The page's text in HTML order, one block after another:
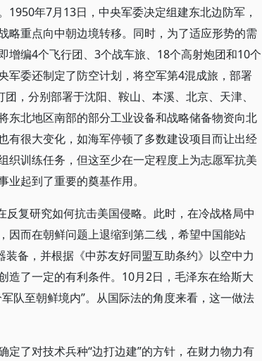
年7月13日，中央军委决定组建东北边防军，
略重点向中朝边境转移。同时，为了适应形势的需
增编4个飞行团、3个战车旅、18个高射炮团和10个
军委还制定了防空计划，将空军第4混成旅，部署
，分别部署于沈阳、鞍山、本溪、北京、天津、
东北地区南部的部分工业设备和战略储备物资向北
有很大变化，如海军停顿了多数建设项目而让出经
织训练任务，但这至少在一定程度上为志愿军抗美
起到了重要的奠基作用。
复研究如何抗击美国侵略。此时，在冷战格局中
因而在朝鲜问题上退缩到第二线，希望中国能站
备，并根据《中苏友好同盟互助条约》以空中力
造了一定的有利条件。10月2日，毛泽东在给斯大
队至朝鲜境内”。从国际法的角度来看，这一做法
了对技术兵种“边打边建”的方针，在财力物力有